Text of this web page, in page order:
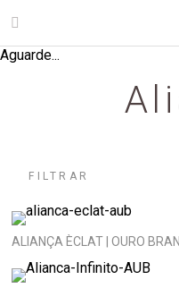
Aguarde...
FILTRAR
ALIANÇA ÈCLAT | OURO